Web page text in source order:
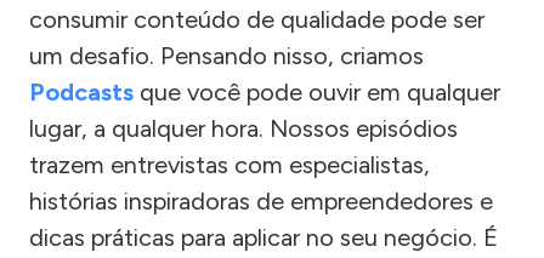
consumir conteúdo de qualidade pode ser
um desafio. Pensando nisso, criamos
Podcasts que você pode ouvir em qualquer
lugar, a qualquer hora. Nossos episódios
trazem entrevistas com especialistas,
histórias inspiradoras de empreendedores e
dicas práticas para aplicar no seu negócio. É